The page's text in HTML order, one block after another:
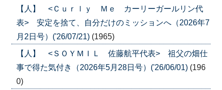
【人】 <Ｃｕｒｌｙ Ｍｅ カーリーガールリン代
表> 安定を捨て、自分だけのミッションへ（2026年7
月2日号）('26/07/21) (1965)
【人】 <ＳＯＹＭＩＬ 佐藤航平代表> 祖父の畑仕
事で得た気付き（2026年5月28日号）('26/06/01) (196
0)